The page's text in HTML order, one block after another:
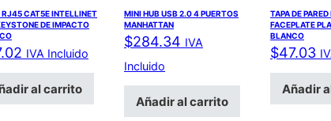
CAT5E INTELLINET
DE IMPACTO
IVA Incluido
al carrito
MINI HUB USB 2.0 4 PUERTOS
MANHATTAN
$284.34 IVA
Incluido
Añadir al carrito
TAPA DE
FACEPLATE
BLANCO
$47.03
Añadir